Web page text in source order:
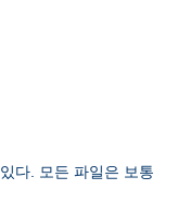
다. 모든 파일은 보통